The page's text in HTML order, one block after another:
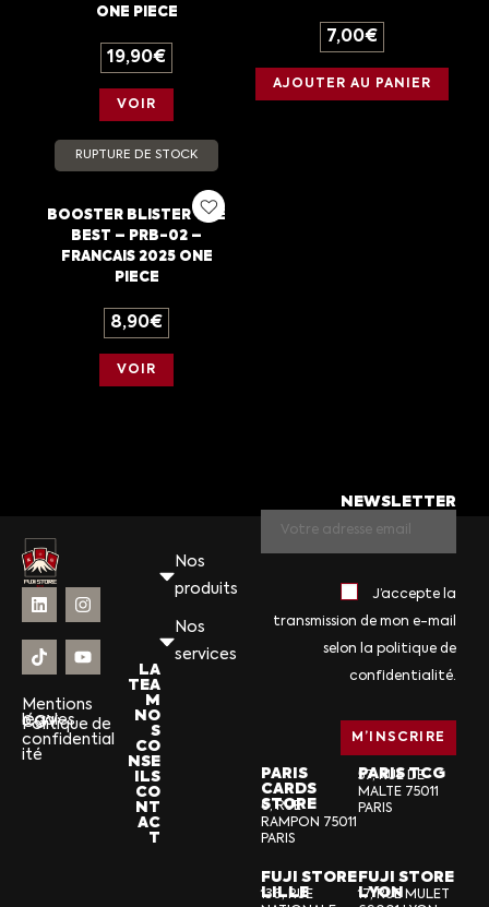
ONE PIECE
19,90€
VOIR
7,00€
AJOUTER AU PANIER
RUPTURE DE STOCK
BOOSTER BLISTER THE
BEST – PRB-02 –
FRANCAIS 2025 ONE
PIECE
8,90€
VOIR
Mentions
légales
CGV
Politique de
confidential
ité
Nos
produits
Nos
services
LA
TEA
M
NO
S
CO
NSE
ILS
CO
NT
AC
T
NEWSLETTER
J’accepte la
transmission de mon e-mail
selon la politique de
confidentialité.
PARIS
CARDS
STORE
6, RUE
RAMPON 75011
PARIS
PARIS TCG
57, RUE DE
MALTE 75011
PARIS
FUJI STORE
LILLE
136, RUE
FUJI STORE
LYON
17, RUE MULET